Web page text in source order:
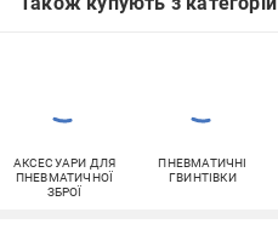
АКСЕСУАРИ ДЛЯ
ПНЕВМАТИЧНОЇ
ЗБРОЇ
ПНЕВМАТИЧНІ
ГВИНТІВКИ